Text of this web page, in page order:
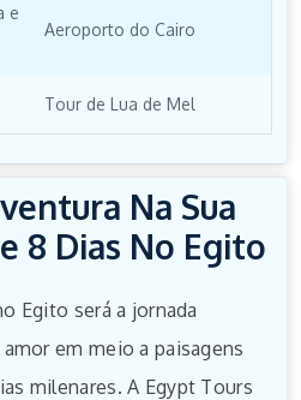
e
Aeroporto do Cairo
Tour de Lua de Mel
Na Sua
8 Dias No Egito
Egito será a jornada
em meio a paisagens
milenares. A Egypt Tours